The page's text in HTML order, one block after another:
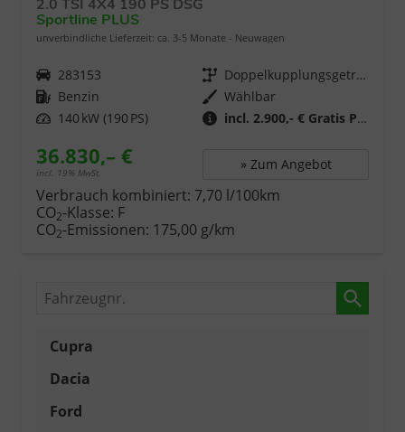
2.0 TSI 4X4 190 PS DSG
Sportline PLUS
unverbindliche Lieferzeit: ca. 3-5 Monate Neuwagen
Fahrzeugnr. 283153 Getriebe
Doppelkupplungsgetriebe (DSG)
Kraftstoff Benzin
Wählbar
Leistung 140 kW (190 PS) incl. 2.900,- € Gratis Paket
36.830,– €
incl. 19% MwSt. » Zum Angebot
Verbrauch kombiniert: 7,70 l/100km
CO2-Klasse: F
CO2-Emissionen: 175,00 g/km
Fahrzeugnr.
Cupra
Dacia
Ford